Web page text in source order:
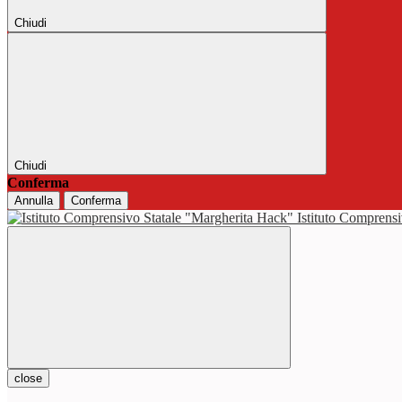
Chiudi
Chiudi
Conferma
Annulla Conferma
Istituto
close